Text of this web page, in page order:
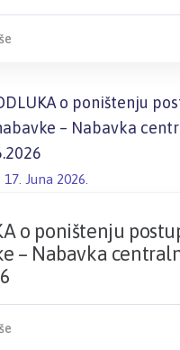
o poništenju
– Nabavka
17. Juna 2026.
o poništenju
– Nabavka